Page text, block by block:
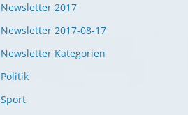
Newsletter 2017
Newsletter 2017-08-17
Newsletter Kategorien
Politik
Sport